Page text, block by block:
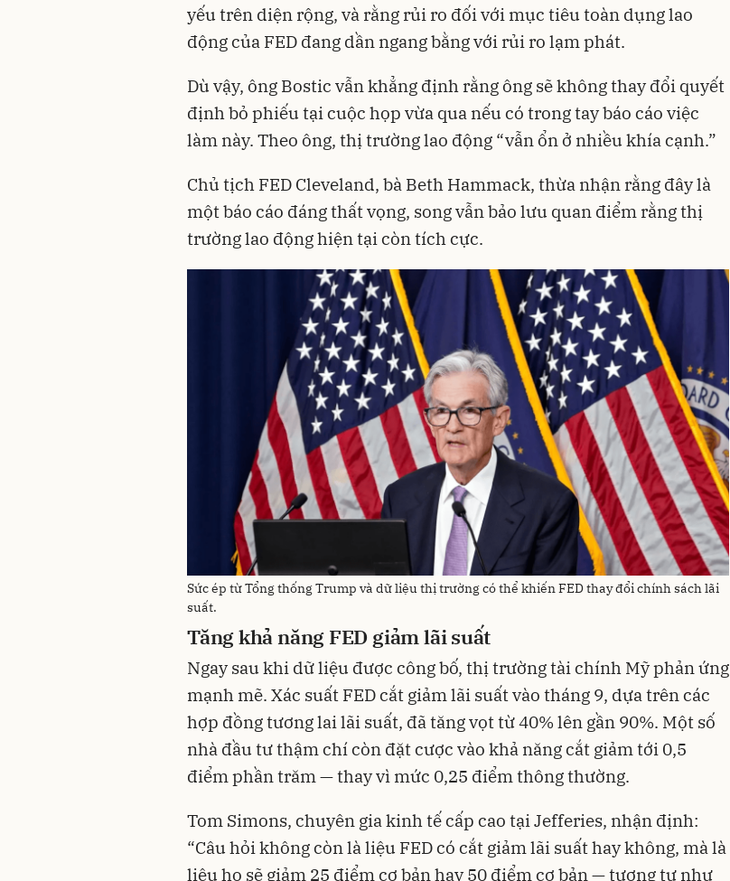
yếu trên diện rộng, và rằng rủi ro đối với mục tiêu toàn dụng lao
động của FED đang dần ngang bằng với rủi ro lạm phát.
Dù vậy, ông Bostic vẫn khẳng định rằng ông sẽ không thay đổi quyết
định bỏ phiếu tại cuộc họp vừa qua nếu có trong tay báo cáo việc
làm này. Theo ông, thị trường lao động “vẫn ổn ở nhiều khía cạnh.”
Chủ tịch FED Cleveland, bà Beth Hammack, thừa nhận rằng đây là
một báo cáo đáng thất vọng, song vẫn bảo lưu quan điểm rằng thị
trường lao động hiện tại còn tích cực.
Sức ép từ Tổng thống Trump và dữ liệu thị trường có thể khiến FED thay đổi chính sách lãi
suất.
Tăng khả năng FED giảm lãi suất
Ngay sau khi dữ liệu được công bố, thị trường tài chính Mỹ phản ứng
mạnh mẽ. Xác suất FED cắt giảm lãi suất vào tháng 9, dựa trên các
hợp đồng tương lai lãi suất, đã tăng vọt từ 40% lên gần 90%. Một số
nhà đầu tư thậm chí còn đặt cược vào khả năng cắt giảm tới 0,5
điểm phần trăm — thay vì mức 0,25 điểm thông thường.
Tom Simons, chuyên gia kinh tế cấp cao tại Jefferies, nhận định:
“Câu hỏi không còn là liệu FED có cắt giảm lãi suất hay không, mà là
liệu họ sẽ giảm 25 điểm cơ bản hay 50 điểm cơ bản — tương tự như